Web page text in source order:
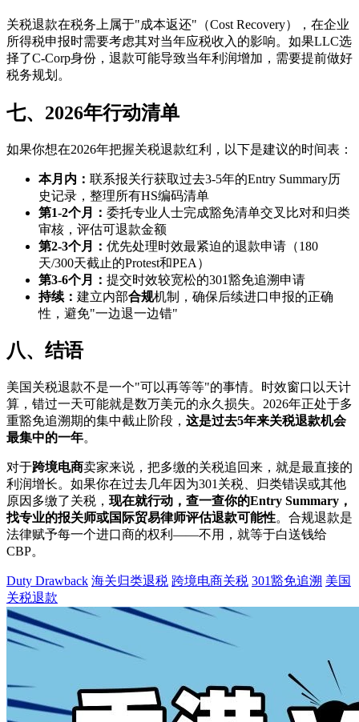
关税退款在税务上属于"成本返还"（Cost Recovery），在企业
所得税申报时需要考虑其对当年应税收入的影响。如果LLC选
择了C-Corp身份，退款可能导致当年利润增加，需要提前做好
税务规划。
七、2026年行动清单
如果你想在2026年把握关税退款红利，以下是建议的时间表：
本月内： 联系报关行获取过去3-5年的Entry Summary历
史记录，整理所有HS编码清单
第1-2个月： 委托专业人士完成豁免清单交叉比对和归类
审核，评估可退款金额
第2-3个月： 优先处理时效最紧迫的退款申请（180
天/300天截止的Protest和PEA）
第3-6个月： 提交时效较宽松的301豁免追溯申请
持续： 建立内部合规机制，确保后续进口申报的正确
性，避免"一边退一边错"
八、结语
美国关税退款不是一个"可以再等等"的事情。时效窗口以天计
算，错过一天可能就是数万美元的永久损失。2026年正处于多
重豁免追溯期的集中截止阶段， 这是过去5年来关税退款机会
最集中的一年。
对于跨境电商卖家来说，把多缴的关税追回来，就是最直接的
利润增长。如果你在过去几年因为301关税、归类错误或其他
原因多缴了关税， 现在就行动，查一查你的Entry Summary，
找专业的报关师或国际贸易律师评估退款可能性。合规退款是
法律赋予每一个进口商的权利——不用，就等于白送钱给
CBP。
Duty Drawback 海关归类退税 跨境电商关税 301豁免追溯 美国
关税退款